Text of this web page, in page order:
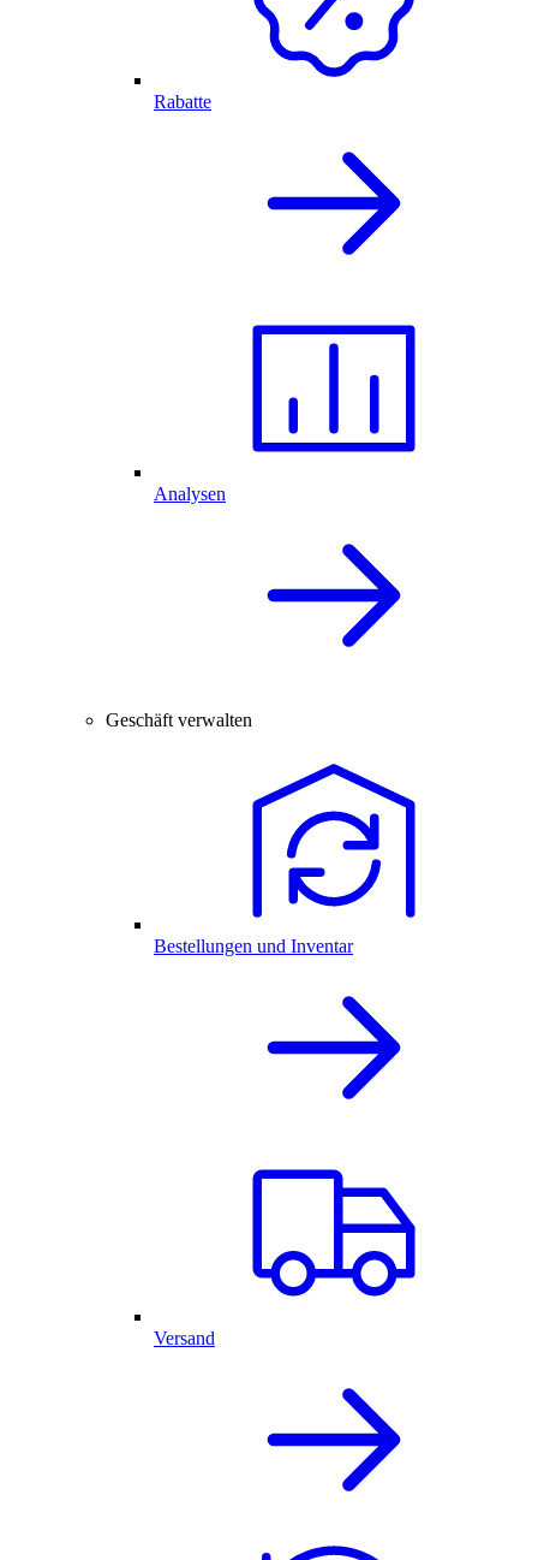
Rabatte
Analysen
Geschäft verwalten
Bestellungen und Inventar
Versand